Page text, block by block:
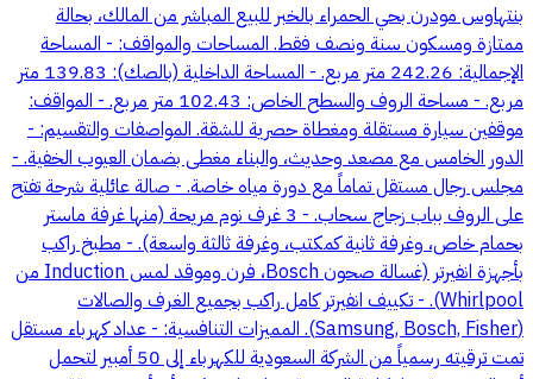
بنتهاوس مودرن بحي الحمراء بالخبر للبيع المباشر من المالك، بحالة
ممتازة ومسكون سنة ونصف فقط. المساحات والمواقف: - المساحة
الإجمالية: 242.26 متر مربع. - المساحة الداخلية (بالصك): 139.83 متر
مربع. - مساحة الروف والسطح الخاص: 102.43 متر مربع. - المواقف:
موقفين سيارة مستقلة ومغطاة حصرية للشقة. المواصفات والتقسيم: -
الدور الخامس مع مصعد وحديث، والبناء مغطى بضمان العيوب الخفية. -
مجلس رجال مستقل تماماً مع دورة مياه خاصة. - صالة عائلية شرحة تفتح
على الروف بباب زجاج سحاب. - 3 غرف نوم مريحة (منها غرفة ماستر
بحمام خاص، وغرفة ثانية كمكتب، وغرفة ثالثة واسعة). - مطبخ راكب
بأجهزة انفيرتر (غسالة صحون Bosch، فرن وموقد لمس Induction من
Whirlpool). - تكييف انفيرتر كامل راكب بجميع الغرف والصالات
(Samsung, Bosch, Fisher). المميزات التنافسية: - عداد كهرباء مستقل
تمت ترقيته رسمياً من الشركة السعودية للكهرباء إلى 50 أمبير لتحمل